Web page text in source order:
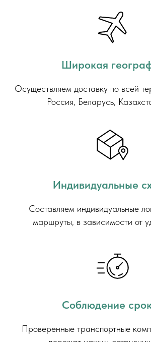
Широкая
Осуществляем доставку по всей
Россия, Беларусь,
Индивидуальные
Составляем индивидуальные
маршруты, в зависимости от
Соблюдение
Проверенные транспортные